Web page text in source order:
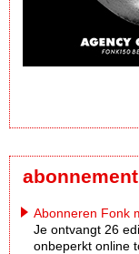
Abonneren Fonk
Je ontvangt 26
onbeperkt online